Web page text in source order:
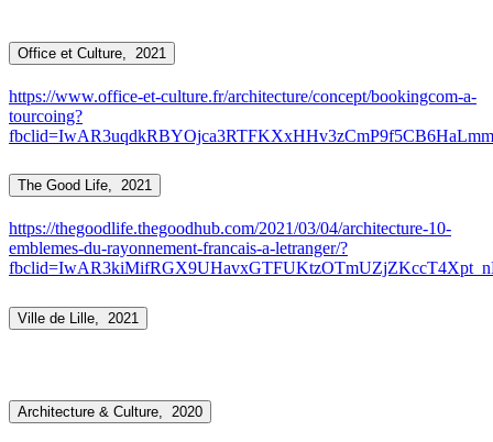
Office et Culture, 2021
https://www.office-et-culture.fr/architecture/concept/bookingcom-a-
tourcoing?
The Good Life, 2021
https://thegoodlife.thegoodhub.com/2021/03/04/architecture-10-
emblemes-du-rayonnement-francais-a-letranger/?
Ville de Lille, 2021
Architecture & Culture, 2020